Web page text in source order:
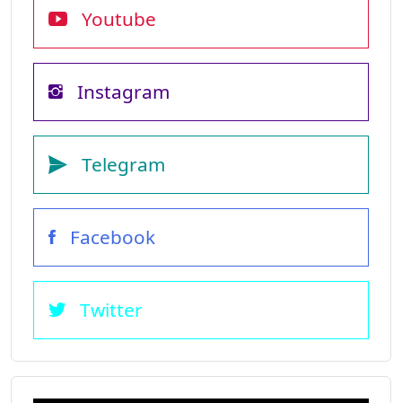
Youtube
Instagram
Telegram
Facebook
Twitter